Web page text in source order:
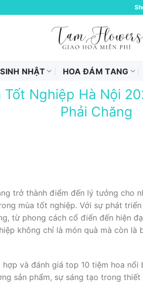
NHẬT HOA ĐÁM TANG
Tốt Nghiệp Hà Nội
Phải Chăng
trở thành điểm đến lý tưởng cho
mùa tốt nghiệp. Với sự phát
từ phong cách cổ điển đến hiện
không chỉ là món quà mà còn là
và đánh giá top 10 tiệm hoa
sản phẩm, sự sáng tạo trong